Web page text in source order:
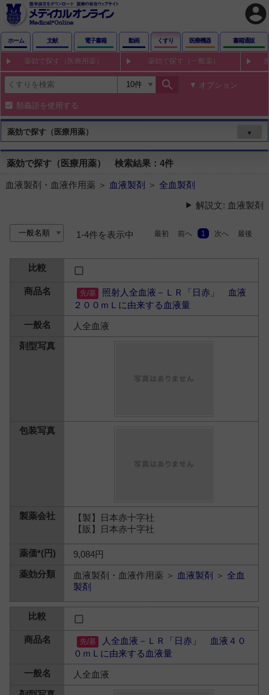
account_circle
ホーム 文献 電子書籍 動画 くすり 医療機器 書籍通販
薬効で探す（医療用薬） 薬効で探す（一般薬）
search オプション
類義語を使用する
薬効で探す（医療用薬） ▼
薬効で探す（医療用薬） 検索結果：4件
血液製剤・血液作用薬 ＞ 血液製剤 ＞ 全血製剤
解説文: 血液製剤
1-4件を表示中 最初 前へ 1 次へ 最後
照射人全血液－ＬＲ「日赤」 血液
２００ｍＬに由来する血液量
人全血液
【製】日本赤十字社
【販】日本赤十字社
9,084円
血液製剤・血液作用薬 ＞ 血液製剤 ＞全血
製剤
人全血液－ＬＲ「日赤」 血液４０
０ｍＬに由来する血液量
人全血液